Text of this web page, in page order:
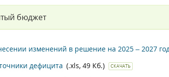
бюджет
изменений в решение на 2025 – 2027
дефицита (.xls, 49 Кб.) СКАЧАТЬ